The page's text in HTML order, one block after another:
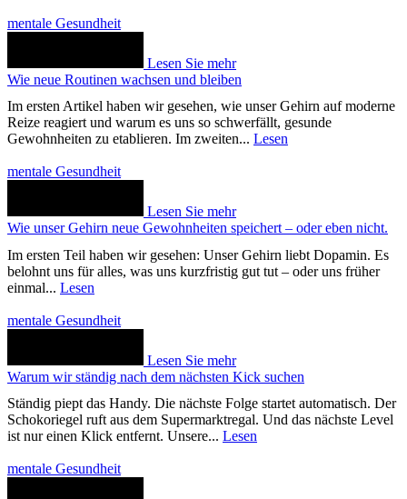
mentale Gesundheit
Lesen Sie mehr
Wie neue Routinen wachsen und bleiben
Im ersten Artikel haben wir gesehen, wie unser Gehirn auf moderne
Reize reagiert und warum es uns so schwerfällt, gesunde
Gewohnheiten zu etablieren. Im zweiten... Lesen
mentale Gesundheit
Lesen Sie mehr
Wie unser Gehirn neue Gewohnheiten speichert – oder eben nicht.
Im ersten Teil haben wir gesehen: Unser Gehirn liebt Dopamin. Es
belohnt uns für alles, was uns kurzfristig gut tut – oder uns früher
einmal... Lesen
mentale Gesundheit
Lesen Sie mehr
Warum wir ständig nach dem nächsten Kick suchen
Ständig piept das Handy. Die nächste Folge startet automatisch. Der
Schokoriegel ruft aus dem Supermarktregal. Und das nächste Level
ist nur einen Klick entfernt. Unsere... Lesen
mentale Gesundheit